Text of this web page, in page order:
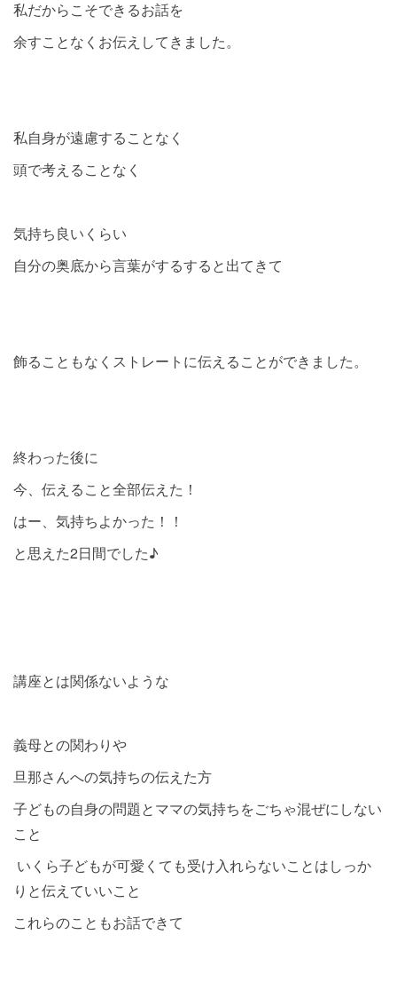
私だからこそできるお話を
余すことなくお伝えしてきました。
私自身が遠慮することなく
頭で考えることなく
気持ち良いくらい
自分の奥底から言葉がするすると出てきて
飾ることもなくストレートに伝えることができました。
終わった後に
今、伝えること全部伝えた！
はー、気持ちよかった！！
と思えた2日間でした♪
講座とは関係ないような
義母との関わりや
旦那さんへの気持ちの伝えた方
子どもの自身の問題とママの気持ちをごちゃ混ぜにしない
こと
いくら子どもが可愛くても受け入れらないことはしっか
りと伝えていいこと
これらのこともお話できて